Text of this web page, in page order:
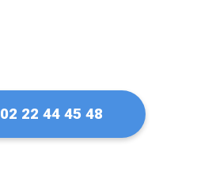
02 22 44 45 48